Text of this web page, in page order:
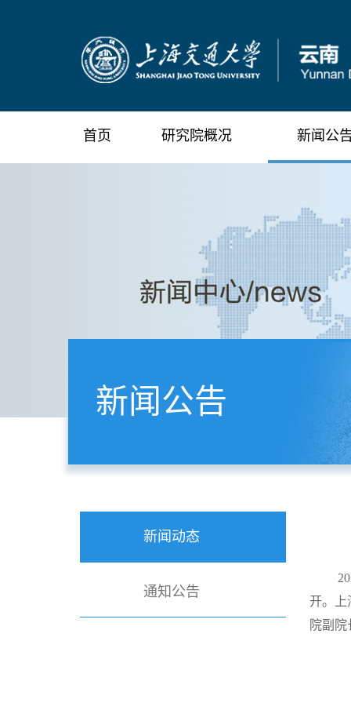
首页 研究院概况 新闻公
新闻公告
新闻动态
通知公告
开。上
院副